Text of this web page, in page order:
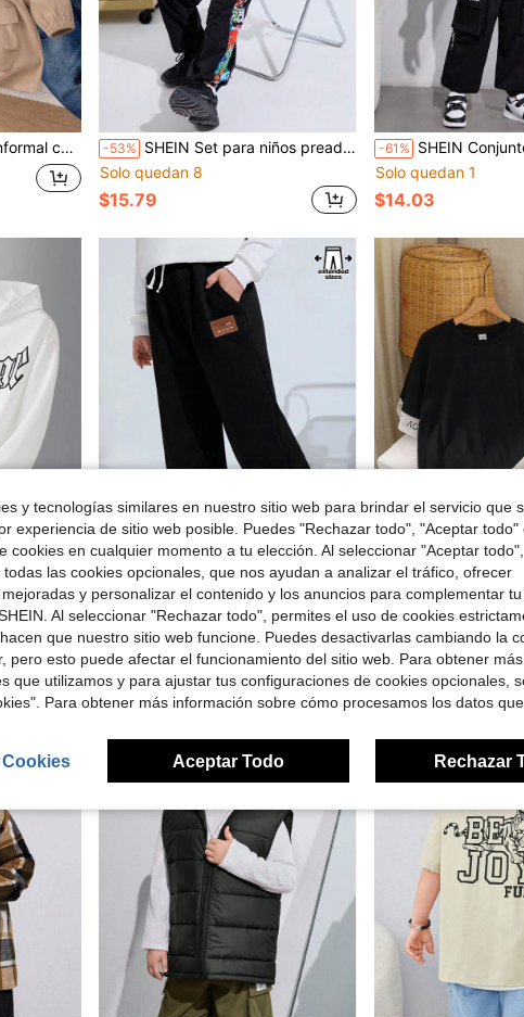
primavera/otoño con cinturilla y bolsillos -53% SHEIN Set para niños preadolescentes de 2 piezas: sudadera casual con capucha y cierre medio tipo cremallera con impresión de dibujos animados, con top de mangas largas, y pantalones deportivos con parche lateral de empalme, adecuados para el ocio diario, vacaciones, deportes durante todas las estaciones
Solo quedan 8
$15.79
-61% SHEIN Conjunto de chaqueta con cuello alto estilo callejero casual para niño
Solo quedan 1
$14.03
niños preadolescentes (tallas extendidas) -54% SHEIN Pantalones de punto de pernera recta sueltos para niños y preadolescentes en tallas extendidas, informales con parches
Solo quedan 1
$8.25
-54% SHEIN Conjunto de manga corta y pantalón largo con patrón casual y tallas grandes para niños
Solo quedan 2
$8.68
y tecnologías similares en nuestro sitio web para brindar el servicio que
experiencia de sitio web posible. Puedes "Rechazar todo", "Aceptar todo"
cookies en cualquier momento a tu elección. Al seleccionar "Aceptar todo",
las cookies opcionales, que nos ayudan a analizar el tráfico, ofrecer
y personalizar el contenido y los anuncios para complementar
Al seleccionar "Rechazar todo", permites el uso de cookies
que nuestro sitio web funcione. Puedes desactivarlas cambiando la
pero esto puede afectar el funcionamiento del sitio web. Para obtener
que utilizamos y para ajustar tus configuraciones de cookies opcionales,
Para obtener más información sobre cómo procesamos los datos
Aceptar Todo Rechazar